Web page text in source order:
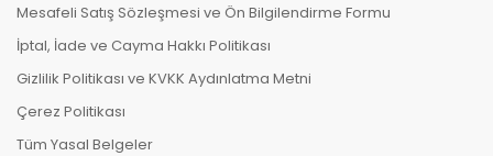
Mesafeli Satış Sözleşmesi ve Ön Bilgilendirme Formu
İptal, İade ve Cayma Hakkı Politikası
Gizlilik Politikası ve KVKK Aydınlatma Metni
Çerez Politikası
Tüm Yasal Belgeler